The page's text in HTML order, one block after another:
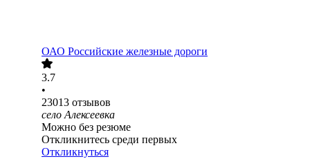
ОАО Российские железные дороги
3.7
•
23013 отзывов
село Алексеевка
Можно без резюме
Откликнитесь среди первых
Откликнуться